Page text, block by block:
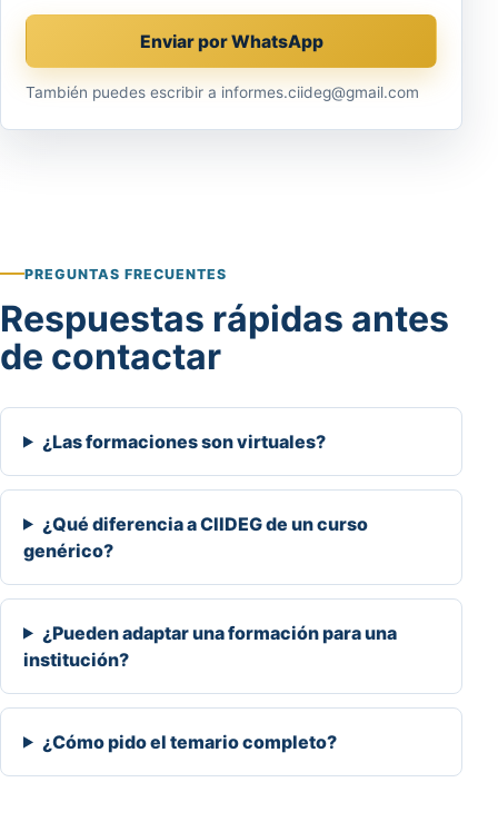
Enviar por WhatsApp
También puedes escribir a informes.ciideg@gmail.com
PREGUNTAS FRECUENTES
Respuestas rápidas antes
de contactar
¿Las formaciones son virtuales?
¿Qué diferencia a CIIDEG de un curso
genérico?
¿Pueden adaptar una formación para una
institución?
¿Cómo pido el temario completo?